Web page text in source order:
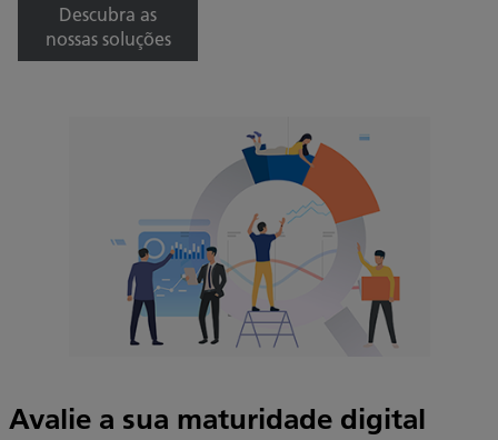
Descubra as
nossas soluções
Avalie a sua maturidade digital